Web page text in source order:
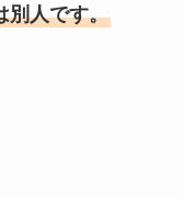
別人です。